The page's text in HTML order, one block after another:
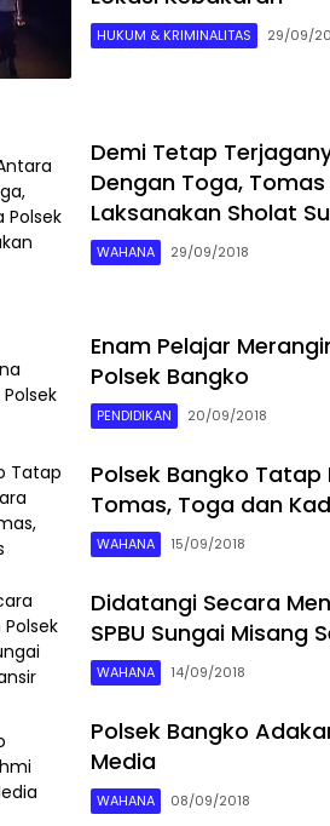
HUKUM & KRIMINALITAS 29/09/
Demi Tetap
Dengan Toga,
Laksanakan Sholat
WAHANA 29/09/2018
Enam Pelajar
Polsek Bangko
PENDIDIKAN 20/09/2018
Polsek Bangko
Tomas, Toga dan
WAHANA 15/09/2018
Didatangi Secara
SPBU Sungai Misang
WAHANA 14/09/2018
Polsek Bangko
Media
WAHANA 08/09/2018